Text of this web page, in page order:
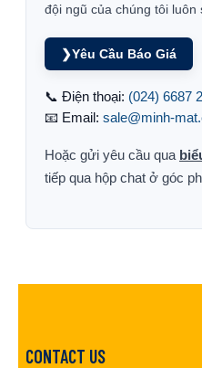
đội ngũ của chúng tôi luôn
❯Yêu Cầu Báo Giá
📞 Điện thoại: (024) 6687
📧 Email: sale@minh-
Hoặc gửi yêu cầu qua
tiếp qua hộp chat ở góc
CONTACT US